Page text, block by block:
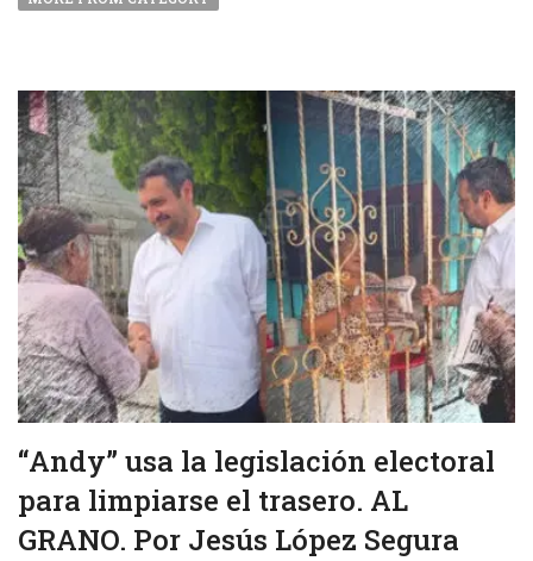
“Andy” usa la legislación electoral
para limpiarse el trasero. AL
GRANO. Por Jesús López Segura